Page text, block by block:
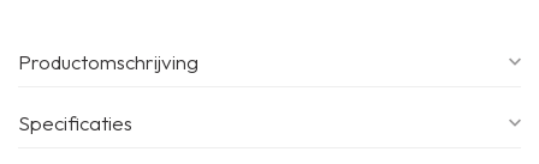
Productomschrijving
Specificaties